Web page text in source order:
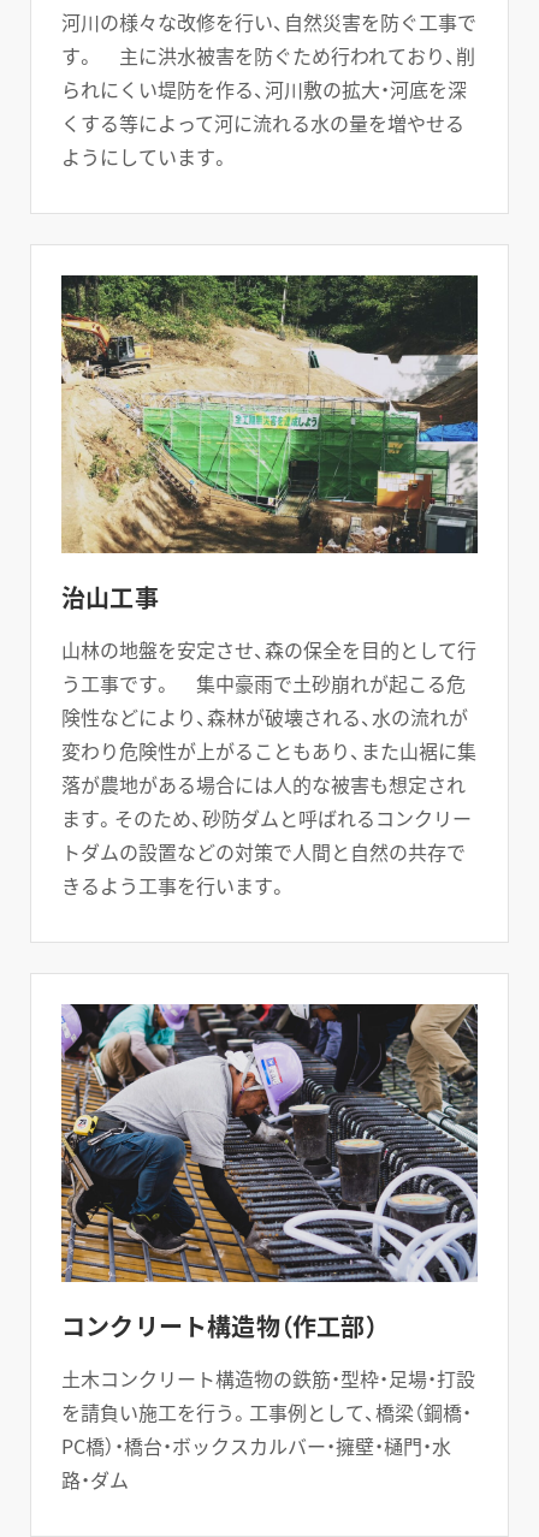
河川の様々な改修を行い、自然災害を防ぐ工事で
す。 主に洪水被害を防ぐため行われており、削
られにくい堤防を作る、河川敷の拡大・河底を深
くする等によって河に流れる水の量を増やせる
ようにしています。
治山工事
山林の地盤を安定させ、森の保全を目的として行
う工事です。 集中豪雨で土砂崩れが起こる危
険性などにより、森林が破壊される、水の流れが
変わり危険性が上がることもあり、また山裾に集
落が農地がある場合には人的な被害も想定され
ます。そのため、砂防ダムと呼ばれるコンクリー
トダムの設置などの対策で人間と自然の共存で
きるよう工事を行います。
コンクリート構造物（作工部）
土木コンクリート構造物の鉄筋・型枠・足場・打設
を請負い施工を行う。工事例として、橋梁（鋼橋・
PC橋）・橋台・ボックスカルバー・擁壁・樋門・水
路・ダム